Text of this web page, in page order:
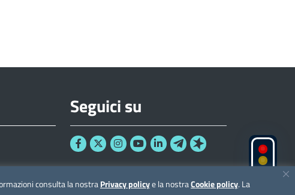
consulta la nostraPrivacy policye la nostraCookie policy. La
Seguici su